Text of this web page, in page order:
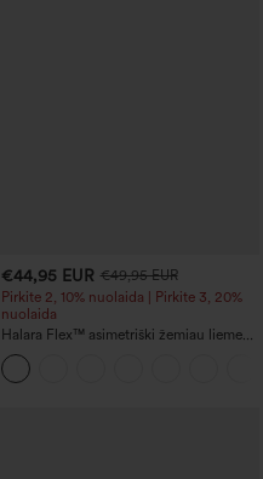
€44,95 EUR €49,95 EUR
Pirkite 2, 10% nuolaida | Pirkite 3, 20%
nuolaida
Halara Flex™ asimetriški žemiau liemens
džinsai su užtrauktukų kišenėmis, laisvo
kirpimo, plačiomis kojomis ir išpraustu
efektu – kasdieniai.